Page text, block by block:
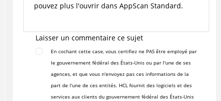
pouvez plus l'ouvrir dans AppScan Standard.
Laisser un commentaire ce sujet
En cochant cette case, vous certifiez ne PAS être employé par
le gouvernement fédéral des États-Unis ou par l'une de ses
agences, et que vous n'envoyez pas ces informations de la
part de l'une de ces entités. HCL fournit des logiciels et des
services aux clients du gouvernement fédéral des États-Unis